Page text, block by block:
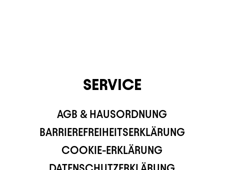
SERVICE
AGB & HAUSORDNUNG
BARRIEREFREIHEITSERKLÄRUNG
COOKIE-ERKLÄRUNG